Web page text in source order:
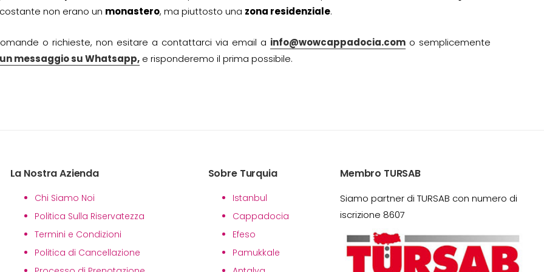
non erano un monastero, ma piuttosto una zona residenziale.
o richieste, non esitare a contattarci via email a info@wowcappadocia.com o semplicemente
messaggio su Whatsapp, e risponderemo il prima possibile.
La Nostra Azienda
Chi Siamo Noi
Politica Sulla Riservatezza
Termini e Condizioni
Politica di Cancellazione
Sobre Turquia
Istanbul
Cappadocia
Efeso
Pamukkale
Membro TURSAB
Siamo partner di TURSAB con numero di
iscrizione 8607